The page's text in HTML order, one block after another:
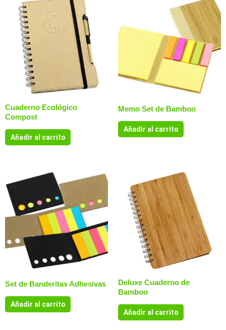
Cuaderno Ecológico
Compost
Añadir al carrito
Memo Set de Bamboo
Añadir al carrito
Set de Banderitas Adhesivas
Añadir al carrito
Deluxe Cuaderno de
Bamboo
Añadir al carrito